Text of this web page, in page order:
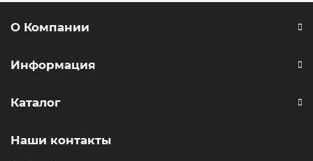
О Компании
Информация
Каталог
Наши контакты